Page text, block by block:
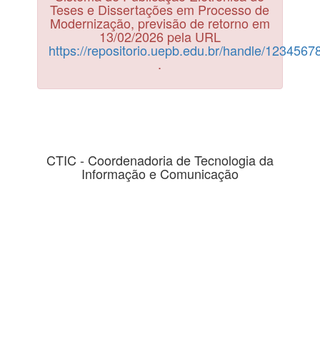
Teses e Dissertações em Processo de
Modernização, previsão de retorno em
13/02/2026 pela URL
https://repositorio.uepb.edu.br/handle/
.
CTIC - Coordenadoria de Tecnologia da
Informação e Comunicação